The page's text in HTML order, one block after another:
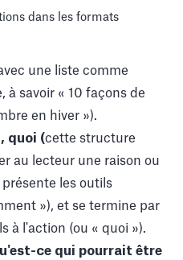
dans les formats
une liste comme
savoir « 10 façons de
en hiver »).
quoi (cette structure
au lecteur une raison ou
les outils
»), et se termine par
à l'action (ou « quoi »).
ce qui pourrait être